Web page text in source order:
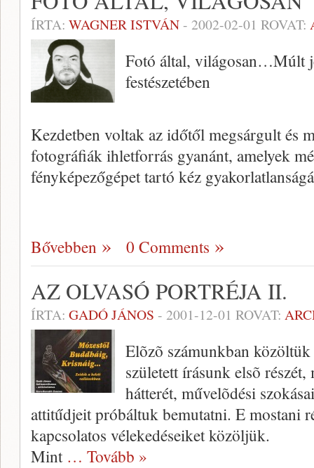
ÍRTA: WAGNER ISTVÁN- 2002-02-01 ROVAT:
Fotó által, világosan…Múlt
festészetében
Kezdetben voltak az időtől megsárgult és
fotográfiák ihletforrás gyanánt, amelyek
fényképezőgépet tartó kéz
Bővebben 0 Comments
AZ OLVASÓ PORTRÉJA II.
ÍRTA: GADÓ JÁNOS - 2001-12-01 ROVAT:
Elõzõ számunkban
született írásunk elsõ
hátterét, művelõdési
attitűdjeit próbáltuk bemutatni. E mostani
kapcsolatos vélekedéseiket közöljük.
Mint … Tovább »